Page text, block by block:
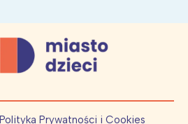
Polityka Prywatności i Cookies